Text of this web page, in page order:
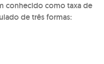
conhecido como taxa de
de três formas: